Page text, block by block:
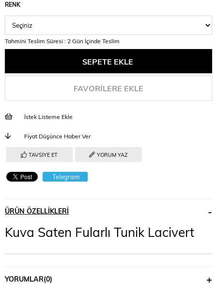
RENK
Tahmini Teslim Süresi : 2 Gün İçinde Teslim
FAVORILERE EKLE
İstek Listeme Ekle
Fiyat Düşünce Haber Ver
TAVSIYE ET YORUM YAZ
Telegram
ÜRÜN ÖZELLIKLERI
Kuva Saten Fularlı Tunik Lacivert
YORUMLAR(0)